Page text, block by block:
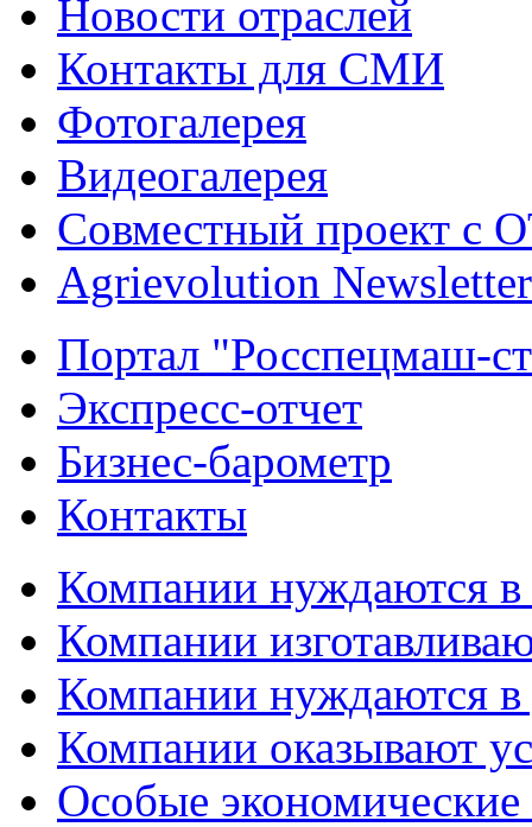
Новости отраслей
Контакты для СМИ
Фотогалерея
Видеогалерея
Совместный проект с
Agrievolution Newsletter
Портал "Росспецмаш-
Экспресс-отчет
Бизнес-барометр
Контакты
Компании нуждаются в
Компании
Компании нуждаются в
Компании оказывают
Особые